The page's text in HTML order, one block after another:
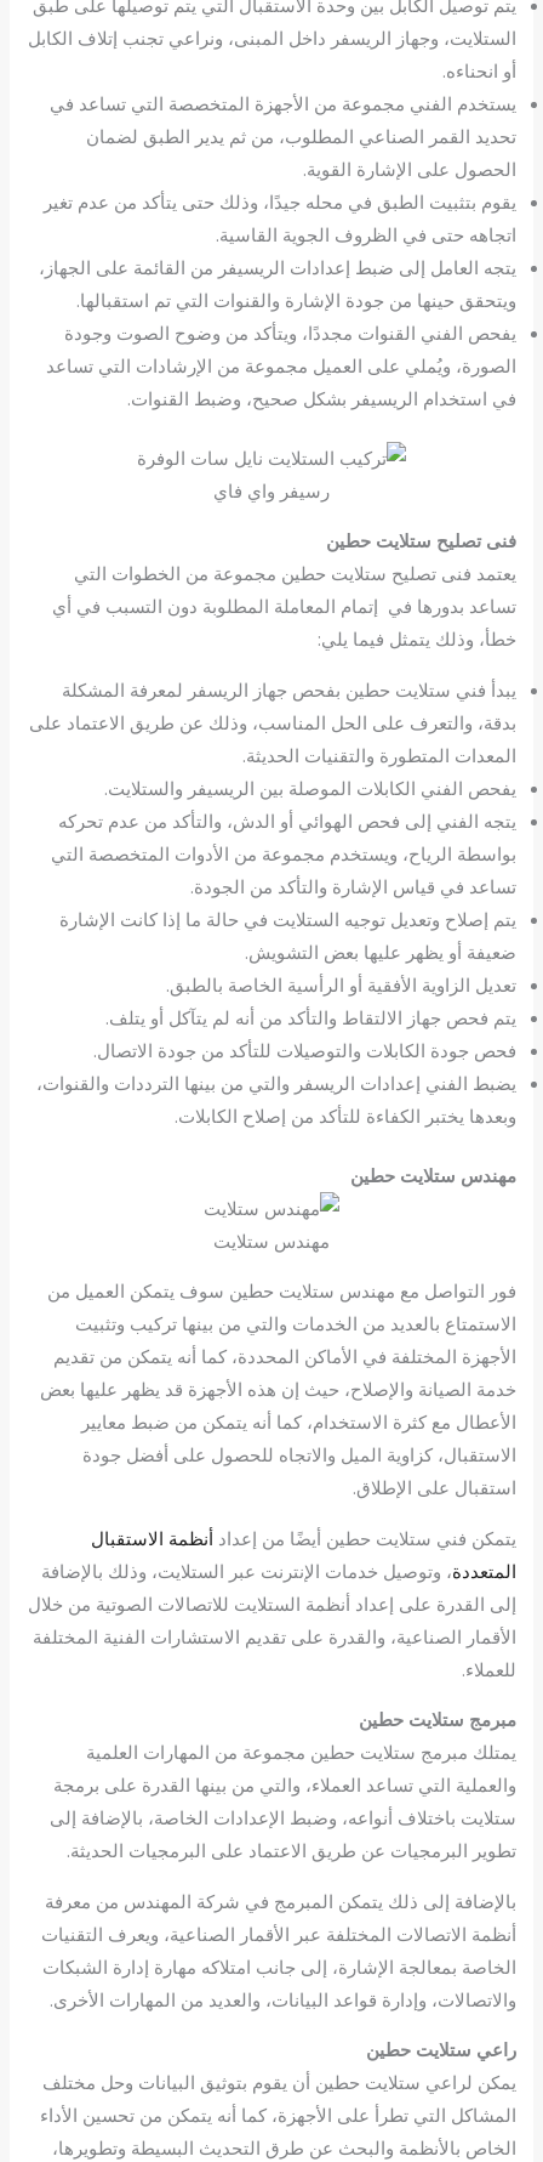
الستلايت، وجهاز الريسفر داخل المبنى، ونراعي تجنب إتلاف الكابل
أو انحناءه.
يستخدم الفني مجموعة من الأجهزة المتخصصة التي تساعد في
تحديد القمر الصناعي المطلوب، من ثم يدير الطبق لضمان
الحصول على الإشارة القوية.
يقوم بتثبيت الطبق في محله جيدًا، وذلك حتى يتأكد من عدم تغير
اتجاهه حتى في الظروف الجوية القاسية.
يتجه العامل إلى ضبط إعدادات الريسيفر من القائمة على الجهاز،
ويتحقق حينها من جودة الإشارة والقنوات التي تم استقبالها.
يفحص الفني القنوات مجددًا، ويتأكد من وضوح الصوت وجودة
الصورة، ويُملي على العميل مجموعة من الإرشادات التي تساعد
في استخدام الريسيفر بشكل صحيح، وضبط القنوات.
رسيفر واي فاي
فنى تصليح ستلايت حطين
يعتمد فنى تصليح ستلايت حطين مجموعة من الخطوات التي
تساعد بدورها في إتمام المعاملة المطلوبة دون التسبب في أي
خطأ، وذلك يتمثل فيما يلي:
يبدأ فني ستلايت حطين بفحص جهاز الريسفر لمعرفة المشكلة
بدقة، والتعرف على الحل المناسب، وذلك عن طريق الاعتماد على
المعدات المتطورة والتقنيات الحديثة.
يفحص الفني الكابلات الموصلة بين الريسيفر والستلايت.
يتجه الفني إلى فحص الهوائي أو الدش، والتأكد من عدم تحركه
بواسطة الرياح، ويستخدم مجموعة من الأدوات المتخصصة التي
تساعد في قياس الإشارة والتأكد من الجودة.
يتم إصلاح وتعديل توجيه الستلايت في حالة ما إذا كانت الإشارة
ضعيفة أو يظهر عليها بعض التشويش.
تعديل الزاوية الأفقية أو الرأسية الخاصة بالطبق.
يتم فحص جهاز الالتقاط والتأكد من أنه لم يتآكل أو يتلف.
فحص جودة الكابلات والتوصيلات للتأكد من جودة الاتصال.
يضبط الفني إعدادات الريسفر والتي من بينها الترددات والقنوات،
وبعدها يختبر الكفاءة للتأكد من إصلاح الكابلات.
مهندس ستلايت حطين
مهندس ستلايت
فور التواصل مع مهندس ستلايت حطين سوف يتمكن العميل من
الاستمتاع بالعديد من الخدمات والتي من بينها تركيب وتثبيت
الأجهزة المختلفة في الأماكن المحددة، كما أنه يتمكن من تقديم
خدمة الصيانة والإصلاح، حيث إن هذه الأجهزة قد يظهر عليها بعض
الأعطال مع كثرة الاستخدام، كما أنه يتمكن من ضبط معايير
الاستقبال، كزاوية الميل والاتجاه للحصول على أفضل جودة
استقبال على الإطلاق.
يتمكن فني ستلايت حطين أيضًا من إعدادأنظمة الاستقبال
المتعددة، وتوصيل خدمات الإنترنت عبر الستلايت، وذلك بالإضافة
إلى القدرة على إعداد أنظمة الستلايت للاتصالات الصوتية من خلال
الأقمار الصناعية، والقدرة على تقديم الاستشارات الفنية المختلفة
للعملاء.
مبرمج ستلايت حطين
يمتلك مبرمج ستلايت حطين مجموعة من المهارات العلمية
والعملية التي تساعد العملاء، والتي من بينها القدرة على برمجة
ستلايت باختلاف أنواعه، وضبط الإعدادات الخاصة، بالإضافة إلى
تطوير البرمجيات عن طريق الاعتماد على البرمجيات الحديثة.
بالإضافة إلى ذلك يتمكن المبرمج في شركة المهندس من معرفة
أنظمة الاتصالات المختلفة عبر الأقمار الصناعية، ويعرف التقنيات
الخاصة بمعالجة الإشارة، إلى جانب امتلاكه مهارة إدارة الشبكات
والاتصالات، وإدارة قواعد البيانات، والعديد من المهارات الأخرى.
راعي ستلايت حطين
يمكن لراعي ستلايت حطين أن يقوم بتوثيق البيانات وحل مختلف
المشاكل التي تطرأ على الأجهزة، كما أنه يتمكن من تحسين الأداء
الخاص بالأنظمة والبحث عن طرق التحديث البسيطة وتطويرها،